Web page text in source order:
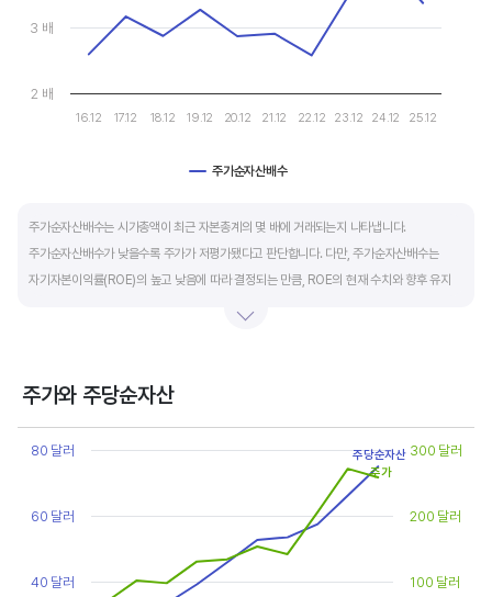
주가순자산배수
16.12 17.12 18.12 19.12 20.12 21.12 22.12 23.12 24.12 25.12
2 배
3 배
주가순자산배수는 시가총액이 최근 자본총계의 몇 배에 거래되는지 나타냅니다.
주가순자산배수가 낮을수록 주가가 저평가됐다고 판단합니다. 다만, 주가순자산배수는
자기자본이익률(ROE)의 높고 낮음에 따라 결정되는 만큼, ROE의 현재 수치와 향후 유지
거래되면 주가가 저평가된 것으로 판단합니다. ROE&PBR 차트를 함께 보고 분석하는 것을
기업의 10년 정도의 장기적인 주가순자산배수 추이를 확인하는 것이 좋습니다.
주가순자산배수는 자기자본이익률이 높을때와 낮을때에 따라 다르게 평가받습니다. 현재
ROE와 비슷한 ROE를 기록한 과거년도를 찾고, 그 당시 시장에서 평가 받은
주가순자산배수(PBR)를 확인해 현재 주가의 저평가 여부를 판단하는 것이 좋습니다.
주가와 주당순자산
Chart
Line chart with 2 lines.
The chart has 1 X axis displaying categories.
The chart has 2 Y axes displaying values, and values.
40 달러
60 달러
80 달러
100 달러
200 달러
300 달러
주당순자산
주가